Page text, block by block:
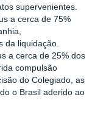
supervenientes.
a cerca de 75%
da liquidação.
a cerca de 25% dos
compulsão
do Colegiado, as
o Brasil aderido ao